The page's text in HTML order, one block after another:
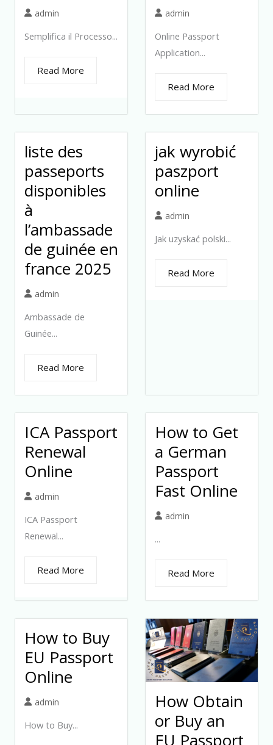
admin
Semplifica il Processo...
Read More
admin
Online Passport
Application...
Read More
liste des
passeports
disponibles
à
l’ambassade
de guinée en
france 2025
admin
Ambassade de
Guinée...
Read More
jak wyrobić
paszport
online
admin
Jak uzyskać polski...
Read More
ICA Passport
Renewal
Online
admin
ICA Passport
Renewal...
Read More
How to Get
a German
Passport
Fast Online
admin
...
Read More
How to Buy
EU Passport
Online
admin
How to Buy...
How Obtain
or Buy an
EU Passport